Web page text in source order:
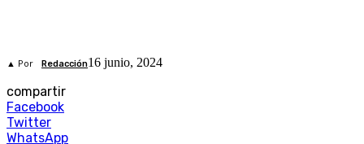
▲ Por Redacción16 junio, 2024
compartir
Facebook
Twitter
WhatsApp